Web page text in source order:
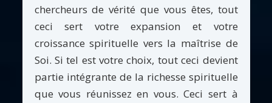
chercheurs de vérité que vous êtes, tout
ceci sert votre expansion et votre
croissance spirituelle vers la maîtrise de
Soi. Si tel est votre choix, tout ceci devient
partie intégrante de la richesse spirituelle
que vous réunissez en vous. Ceci sert à